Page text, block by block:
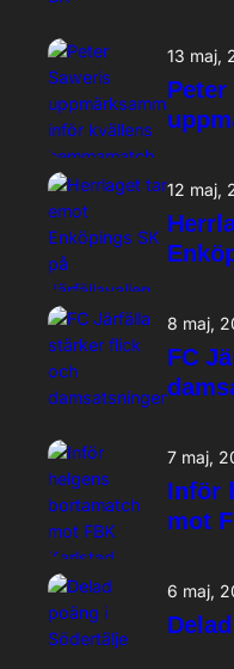
13 maj,
12 maj,
8 maj,
FC
7 maj,
Inför
mot
6 maj,